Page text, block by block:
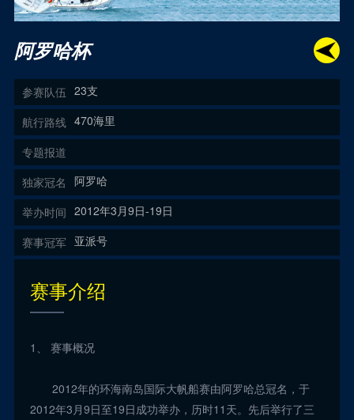
阿罗哈杯
参赛队伍 23支
航行路线 470海里
专题报道
独家冠名 阿罗哈
举办时间 2012年3月9日-19日
赛事冠军 亚派号
赛事介绍
1、 赛事概况
2012年的环海南岛国际大帆船赛由阿罗哈总冠名，于
2012年3月9日至19日成功举办，历时11天。先后举行了三